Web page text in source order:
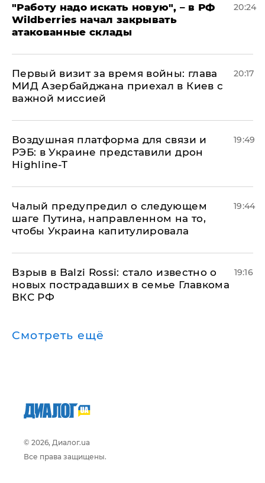
"Работу надо искать новую", – в РФ
Wildberries начал закрывать
атакованные склады
20:24
Первый визит за время войны: глава
МИД Азербайджана приехал в Киев с
важной миссией
20:17
Воздушная платформа для связи и
РЭБ: в Украине представили дрон
Highline-T
19:49
Чалый предупредил о следующем
шаге Путина, направленном на то,
чтобы Украина капитулировала
19:44
Взрыв в Balzi Rossi: стало известно о
новых пострадавших в семье Главкома
ВКС РФ
19:16
Смотреть ещё
© 2026, Диалог.ua
Все права защищены.